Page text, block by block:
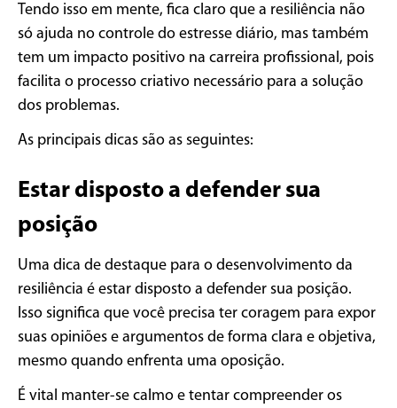
Tendo isso em mente, fica claro que a resiliência não
só ajuda no controle do estresse diário, mas também
tem um impacto positivo na carreira profissional, pois
facilita o processo criativo necessário para a solução
dos problemas.
As principais dicas são as seguintes:
Estar disposto a defender sua
posição
Uma dica de destaque para o desenvolvimento da
resiliência é estar disposto a defender sua posição.
Isso significa que você precisa ter coragem para expor
suas opiniões e argumentos de forma clara e objetiva,
mesmo quando enfrenta uma oposição.
É vital manter-se calmo e tentar compreender os